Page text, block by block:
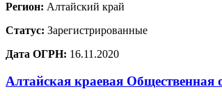
Регион: Алтайский край
Статус: Зарегистрированные
Дата ОГРН: 16.11.2020
Алтайская краевая